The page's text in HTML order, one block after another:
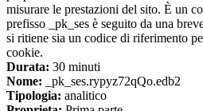
misurare le prestazioni del sito. È un
prefisso _pk_ses è seguito da una
si ritiene sia un codice di riferimento
cookie.
Durata: 30 minuti
Nome: _pk_ses.rypyz72qQo.edb2
Tipologia: analitico